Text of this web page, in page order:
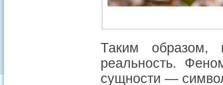
Таким
реальность.
сущности —